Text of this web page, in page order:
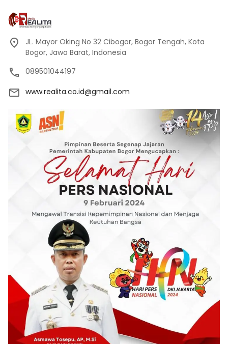
JL. Mayor Oking No 32 Cibogor, Bogor Tengah, Kota
Bogor, Jawa Barat, Indonesia
089501044197
www.realita.co.id@gmail.com